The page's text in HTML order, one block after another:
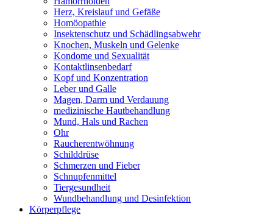
Herz, Kreislauf und Gefäße
Homöopathie
Insektenschutz und Schädlingsabwehr
Knochen, Muskeln und Gelenke
Kondome und Sexualität
Kontaktlinsenbedarf
Kopf und Konzentration
Leber und Galle
Magen, Darm und Verdauung
medizinische Hautbehandlung
Mund, Hals und Rachen
Ohr
Raucherentwöhnung
Schilddrüse
Schmerzen und Fieber
Schnupfenmittel
Tiergesundheit
Wundbehandlung und Desinfektion
Körperpflege